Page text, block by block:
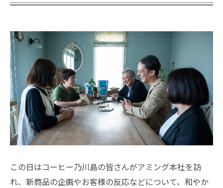
この日はコーヒー乃川島の皆さんがアミング本社を訪
れ、新商品の企画やお客様の反応などについて、和やか